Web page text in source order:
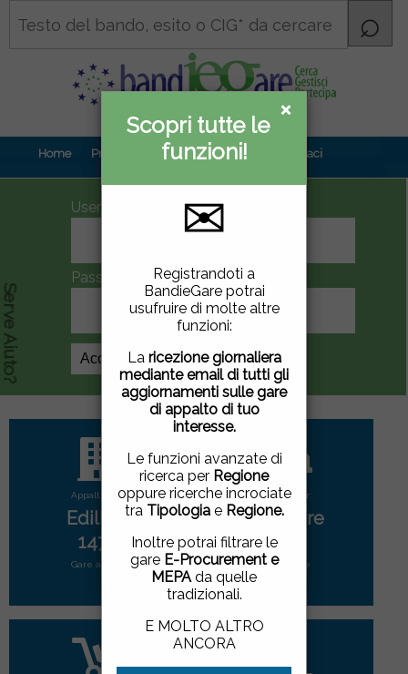
×
Informativa
privacy
Questo sito utilizza
cookie di terze parti per
migliorare la tua
esperienza di utilizzo. Se
vuoi saperne di più
qui .
Chiudendo questa
finestra, scorrendo questa
pagina, cliccando su un
link o proseguendo la
navigazione in altra
maniera, acconsenti
all'uso dei cookie.
ACCETTO |NON
ACCETTO
×
Scopri tutte le
funzioni!
✉
Registrandoti a
BandieGare potrai
usufruire di molte altre
funzioni:
La ricezione giornaliera
mediante email di tutti gli
aggiornamenti sulle gare
di appalto di tuo
interesse.
Le funzioni avanzate di
ricerca per Regione
oppure ricerche incrociate
tra Tipologiae Regione.
Inoltre potrai filtrare le
gare E-Procurement e
MEPAda quelle
tradizionali.
E MOLTO ALTRO
ANCORA
Home Prova gratuita Contenuti Contattaci
UserID
Password
Crea Account
Serve Aiuto?
Appalti per:
Edilizia
1471
Gare attive
Appalti per:
Forniture
2808
Gare attive